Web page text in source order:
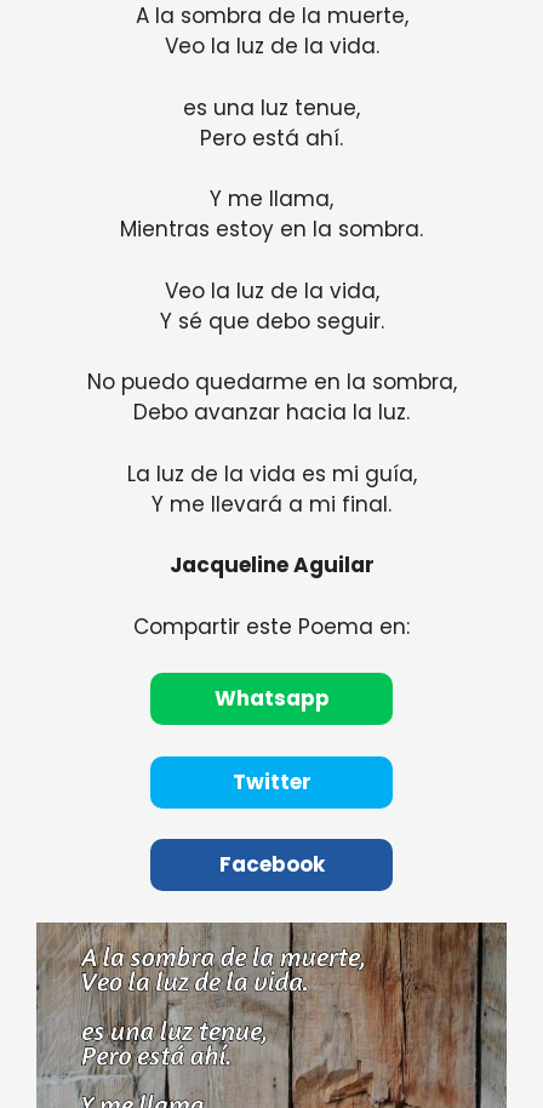
A la sombra de la muerte,
Veo la luz de la vida.
es una luz tenue,
Pero está ahí.
Y me llama,
Mientras estoy en la sombra.
Veo la luz de la vida,
Y sé que debo seguir.
No puedo quedarme en la sombra,
Debo avanzar hacia la luz.
La luz de la vida es mi guía,
Y me llevará a mi final.
Jacqueline Aguilar
Compartir este Poema en:
Whatsapp
Twitter
Facebook